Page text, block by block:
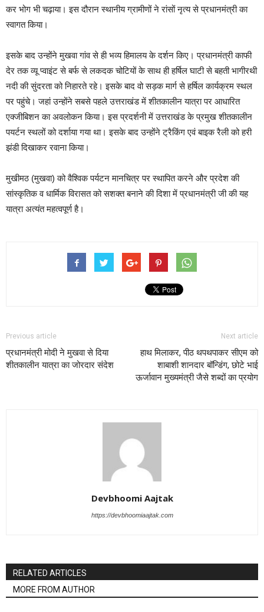
कर भोग भी चढ़ाया। इस दौरान स्थानीय ग्रामीणों ने रांसों नृत्य से प्रधानमंत्री का
स्वागत किया।
इसके बाद उन्होंने मुखवा गांव से ही भव्य हिमालय के दर्शन किए। प्रधानमंत्री काफी
देर तक व्यू प्वाइंट से बर्फ से लकदक चोटियों के साथ ही हर्षिल घाटी से बहती भागीरथी
नदी की सुंदरता को निहारते रहे। इसके बाद वो सड़क मार्ग से हर्षिल कार्यक्रम स्थल
पर पहुंचे। जहां उन्होंने सबसे पहले उत्तराखंड में शीतकालीन यात्रा पर आधारित
एक्जीबिशन का अवलोकन किया। इस प्रदर्शनी में उत्तराखंड के प्रमुख शीतकालीन
पयर्टन स्थलों को दर्शाया गया था। इसके बाद उन्होंने ट्रैकिंग एवं बाइक रैली को हरी
झंडी दिखाकर रवाना किया।
मुखीमठ (मुखवा) को वैश्विक पर्यटन मानचित्र पर स्थापित करने और प्रदेश की
सांस्कृतिक व धार्मिक विरासत को सशक्त बनाने की दिशा में प्रधानमंत्री जी की यह
यात्रा अत्यंत महत्वपूर्ण है।
Previous article
प्रधानमंत्री मोदी ने मुखवा से दिया
शीतकालीन यात्रा का जोरदार संदेश
Next article
हाथ मिलाकर, पीठ थपथपाकर सीएम को
शाबाशी शानदार बॉन्डिंग, छोटे भाई
ऊर्जावान मुख्यमंत्री जैसे शब्दों का प्रयोग
Devbhoomi Aajtak
https://devbhoomiaajtak.com
RELATED ARTICLES
MORE FROM AUTHOR